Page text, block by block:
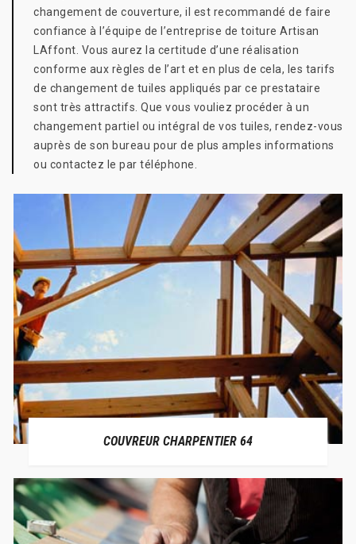
changement de couverture, il est recommandé de faire
confiance à l’équipe de l’entreprise de toiture Artisan
LAffont. Vous aurez la certitude d’une réalisation
conforme aux règles de l’art et en plus de cela, les tarifs
de changement de tuiles appliqués par ce prestataire
sont très attractifs. Que vous vouliez procéder à un
changement partiel ou intégral de vos tuiles, rendez-vous
auprès de son bureau pour de plus amples informations
ou contactez le par téléphone.
COUVREUR CHARPENTIER 64